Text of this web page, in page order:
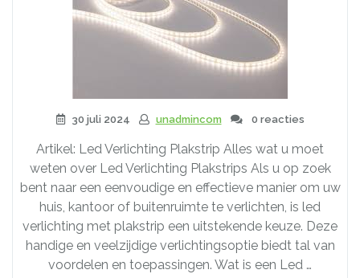
30 juli 2024 unadmincom 0 reacties
Artikel: Led Verlichting Plakstrip Alles wat u moet
weten over Led Verlichting Plakstrips Als u op zoek
bent naar een eenvoudige en effectieve manier om uw
huis, kantoor of buitenruimte te verlichten, is led
verlichting met plakstrip een uitstekende keuze. Deze
handige en veelzijdige verlichtingsoptie biedt tal van
voordelen en toepassingen. Wat is een Led …